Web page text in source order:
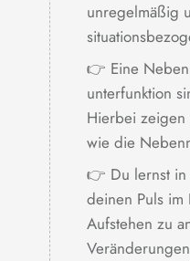
unregelmäßig
👉 Eine
unterfunktion
Hierbei zeigen
wie die
👉 Du lernst in
deinen Puls
Aufstehen zu